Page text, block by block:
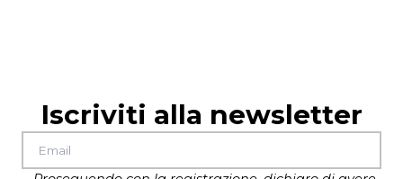
Iscriviti alla newsletter